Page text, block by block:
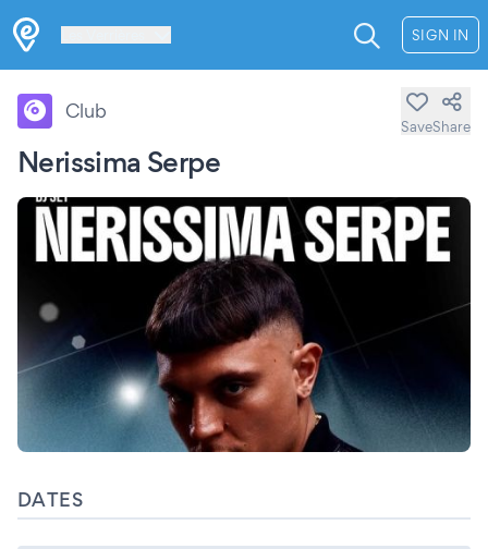
SIGN IN
Nerissima Serpe
Club
SaveShare
DATES